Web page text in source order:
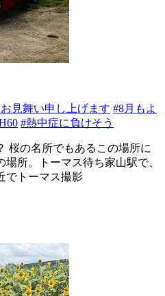
見舞い申し上げます #8月もよ
#熱中症に負けそう
桜の名所でもあるこの場所に
所。トーマス待ち家山駅で、
でトーマス撮影